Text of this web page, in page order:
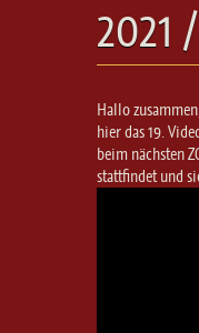
2021
Hallo
hier das 19.
beim nächsten
stattfindet und